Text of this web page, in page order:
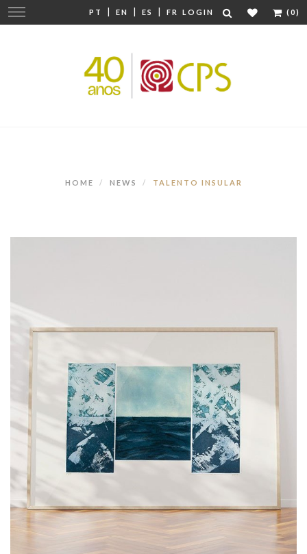
PT | EN | ES | FR LOGIN (0)
Change
navigation
HOME NEWS TALENTO INSULAR